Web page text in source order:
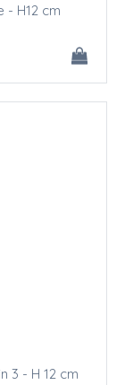
H12 cm
3 - H 12 cm